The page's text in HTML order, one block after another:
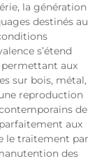
la génération
destinés au
s’étend
aux
sur bois, métal,
reproduction
de
aux
le traitement par
des